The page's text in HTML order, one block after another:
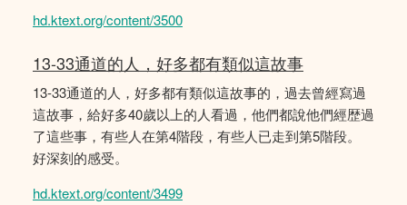
hd.ktext.org/content/3500
13-33通道的人，好多都有類似這故事
13-33通道的人，好多都有類似這故事的，過去曾經寫過
這故事，給好多40歲以上的人看過，他們都說他們經歴過
了這些事，有些人在第4階段，有些人已走到第5階段。
好深刻的感受。
hd.ktext.org/content/3499